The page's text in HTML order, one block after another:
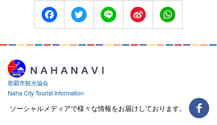
FacebookTwitter Line
Sina
Weibo
WhatsApp
那覇市観光協会
Naha City Tourist Information
ソーシャルメディアで様々な情報をお届けしております。